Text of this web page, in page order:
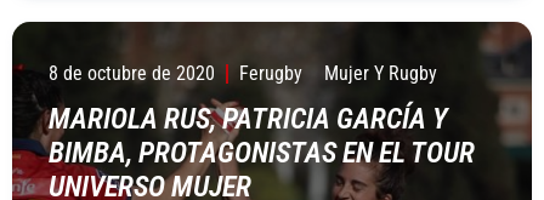
8 de octubre de 2020 Ferugby Mujer Y Rugby
MARIOLA RUS, PATRICIA GARCÍA Y
BIMBA, PROTAGONISTAS EN EL TOUR
UNIVERSO MUJER